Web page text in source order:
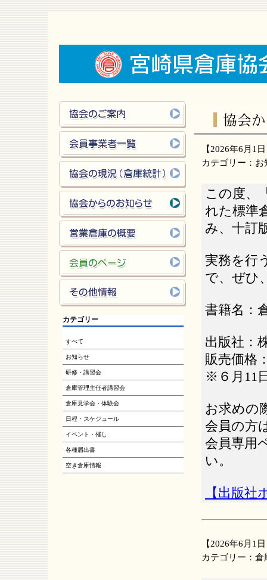
カテゴリー
すべて
お知らせ
研修・講習会
倉庫管理主任者講習会
倉庫見学会・体験会
日程・スケジュール
イベント・催し
各種届出書
空き倉庫情報
【 2026年6 月 1
カテゴリー： お
この度、
れた標準
み、十訂
実務を行
で、ぜひ
書籍名：
出版社：
販売価格
※６月11
お求めの
会員の方
会員専用
い。
【出版
【 2026年6 月 1
カテゴリー： 倉